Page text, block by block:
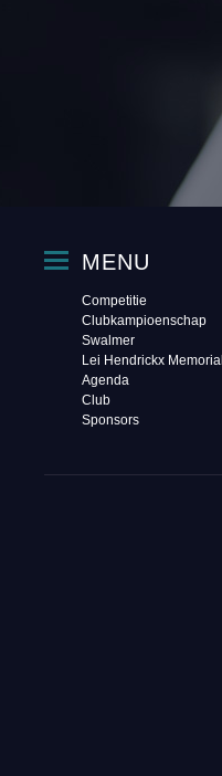
MENU
Competitie
Clubkampioenschap
Swalmer
Lei Hendrickx Memorial
Agenda
Club
Sponsors